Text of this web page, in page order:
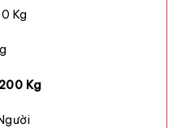
Kg
Kg